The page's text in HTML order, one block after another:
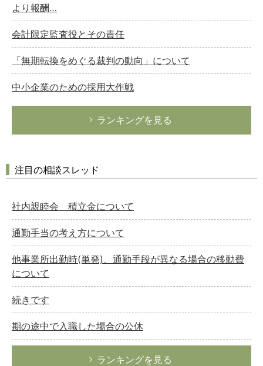
より報酬…
会計限定監査役とその責任
「無期転換をめぐる裁判の動向」について
中小企業のための採用大作戦
ランキングを見る
注目の相談スレッド
社内親睦会 積立金について
通勤手当の考え方について
他事業所出勤時(単発)、通勤手段が異なる場合の移動費
について
続きです
期の途中で入職した場合の公休
ランキングを見る